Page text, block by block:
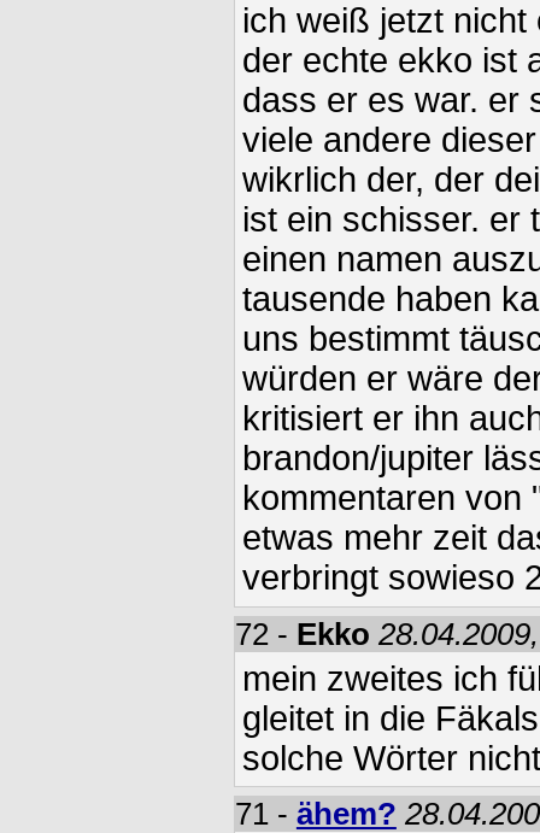
ich weiß jetzt
der echte ekko ist
dass er es war. er
viele andere
wikrlich der, der
ist ein schisser. er
einen namen
tausende haben
uns bestimmt
würden er wäre
kritisiert er ihn
brandon/jupiter
kommentaren von
etwas mehr zeit
verbringt sowieso
72 - Ekko
mein zweites ich
gleitet in die
solche Wörter
71 - ähem?